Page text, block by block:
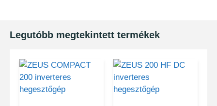
Legutóbb megtekintett termékek